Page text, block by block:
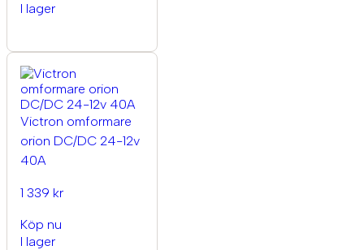
I lager
Victron omformare
orion DC/DC 24-12v
40A
1 339 kr
Köp nu
I lager